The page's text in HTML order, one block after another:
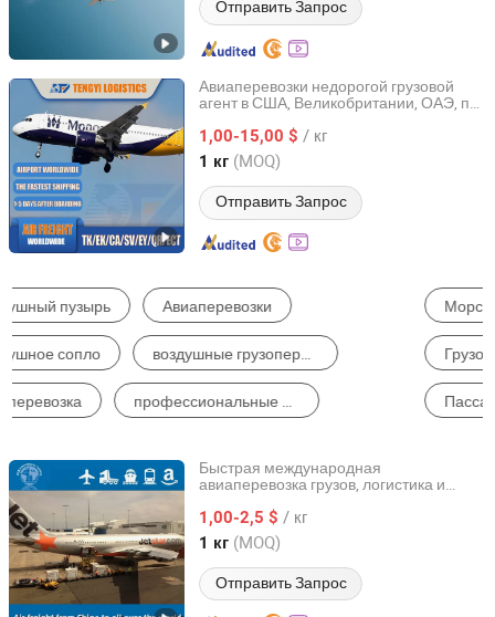
Отправить Запрос
Авиаперевозки недорогой грузовой
агент в США, Великобритании, ОАЭ, по
1,00-15,00 $ / кг
1 кг (MOQ)
Отправить Запрос
Shenzhen Tengyi International Freight Agency Co., Ltd.
Guangdong, China с 2020
Морские Перевозки Авиаперевозки
Грузовые Агенты Срочная Доставка
Пассажирский Лифт
Быстрая международная
авиаперевозка грузов, логистика и
Швейцарию, Лихтенштейн, Берн/
Берлин/Мюнхен DDU/DAP/DDP
1,00-2,5 $ / кг
1 кг (MOQ)
Отправить Запрос
Shenzhen Best Service(BSW) International Logistics Co.,
LTD
Guangdong, China с 2012